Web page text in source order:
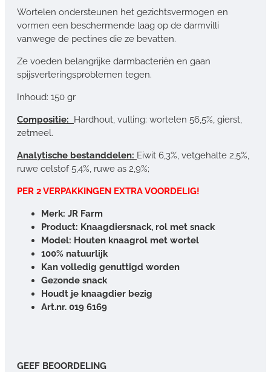
Wortelen ondersteunen het gezichtsvermogen en
vormen een beschermende laag op de darmvilli
vanwege de pectines die ze bevatten.
Ze voeden belangrijke darmbacteriën en gaan
spijsverteringsproblemen tegen.
Inhoud: 150 gr
Compositie: Hardhout, vulling: wortelen 56,5%, gierst,
zetmeel.
Analytische bestanddelen: Eiwit 6,3%, vetgehalte 2,5%,
ruwe celstof 5,4%, ruwe as 2,9%;
PER 2 VERPAKKINGEN EXTRA VOORDELIG!
Merk: JR Farm
Product: Knaagdiersnack, rol met snack
Model: Houten knaagrol met wortel
100% natuurlijk
Kan volledig genuttigd worden
Gezonde snack
Houdt je knaagdier bezig
Art.nr. 019 6169
GEEF BEOORDELING